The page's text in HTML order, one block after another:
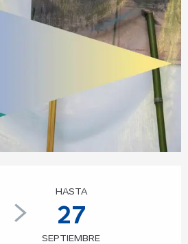
HASTA
27
SEPTIEMBRE